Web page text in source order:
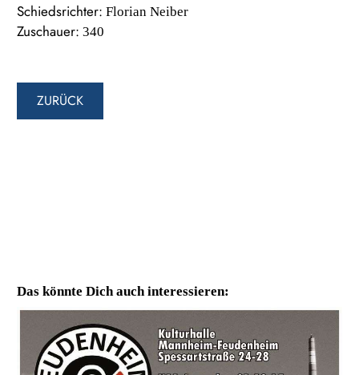
Schiedsrichter: Florian Neiber
Zuschauer: 340
ZURÜCK
Das könnte Dich auch interessieren: